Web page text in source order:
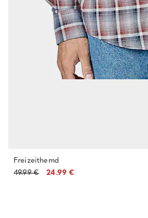
Freizeithemd
49.99 €
24.99 €